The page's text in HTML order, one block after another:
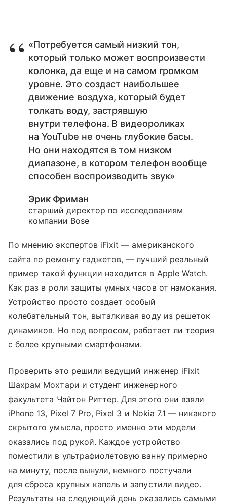
«Потребуется самый низкий тон,
который только может воспроизвести
колонка, да еще и на самом громком
уровне. Это создаст наибольшее
движение воздуха, который будет
толкать воду, застрявшую
внутри телефона. В видеороликах
на YouTube не очень глубокие басы.
Но они находятся в том низком
диапазоне, в котором телефон вообще
способен воспроизводить звук»
Эрик Фриман
старший директор по исследованиям
компании Bose
По мнению экспертов iFixit — американского
сайта по ремонту гаджетов, — лучший реальный
пример такой функции находится в Apple Watch.
Как раз в роли защиты умных часов от намокания.
Устройство просто создает особый
колебательный тон, выталкивая воду из решеток
динамиков. Но под вопросом, работает ли теория
с более крупными смартфонами.
Проверить это решили ведущий инженер iFixit
Шахрам Мохтари и студент инженерного
факультета Чайтон Риттер. Для этого они взяли
iPhone 13, Pixel 7 Pro, Pixel 3 и Nokia 7.1 — никакого
скрытого умысла, просто именно эти модели
оказались под рукой. Каждое устройство
поместили в ультрафиолетовую ванну примерно
на минуту, после вынули, немного постучали
для сброса крупных капель и запустили видео.
Результаты на следующий день оказались самыми